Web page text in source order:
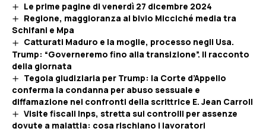
Le prime pagine di venerdì 27 dicembre 2024
Regione, maggioranza al bivio Micciché media tra
Schifani e Mpa
Catturati Maduro e la moglie, processo negli Usa.
Trump: “Governeremo fino alla transizione”. Il racconto
della giornata
Tegola giudiziaria per Trump: la Corte d’Appello
conferma la condanna per abuso sessuale e
diffamazione nei confronti della scrittrice E. Jean Carroll
Visite fiscali Inps, stretta sui controlli per assenze
dovute a malattia: cosa rischiano i lavoratori